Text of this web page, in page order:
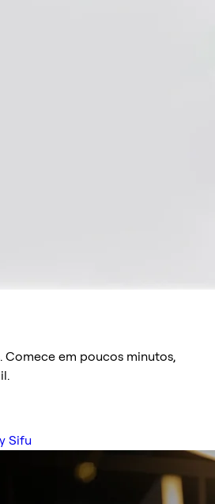
Comece em poucos minutos,
Sifu